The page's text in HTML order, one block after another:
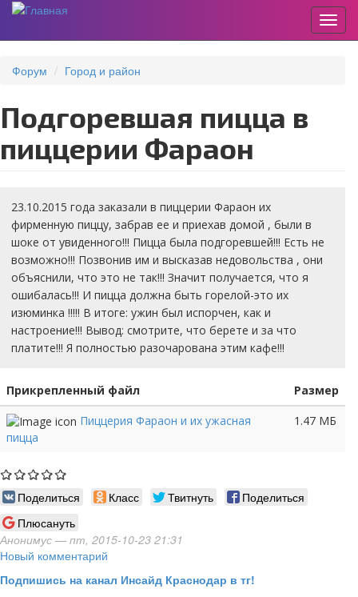
основному
Форум Город и район
Подгоревшая пицца в
пиццерии Фараон
23.10.2015 года заказали в пиццерии Фараон их
фирменную пиццу, забрав ее и приехав домой , были в
шоке от увиденного!!! Пицца была подгоревшей!!! Есть не
возможно!!! Позвонив им и высказав недовольства , они
объяснили, что это не так!!! Значит получается, что я
ошибалась!!! И пицца должна быть горелой-это их
изюминка !!!!! В итоге: ужин был испорчен, как и
настроение!!! Вывод: смотрите, что берете и за что
платите!!! Я полностью разочарована этим кафе!!!
Прикрепленный файл
Размер
Пиццерия Фараон и их ужасная
пицца
1.47 МБ
Поделиться Класс Твитнуть
Поделиться
Плюсануть
Анонимус — пт, 2015-10-23 21:31
Новый комментарий
Подпишись на канал Инсайд Краснодар в тг!